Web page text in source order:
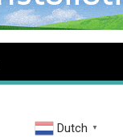
Dutch ▼